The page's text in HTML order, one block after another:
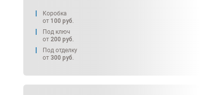
Коробка
от 100 руб.
Под ключ
от 200 руб.
Под отделку
от 300 руб.